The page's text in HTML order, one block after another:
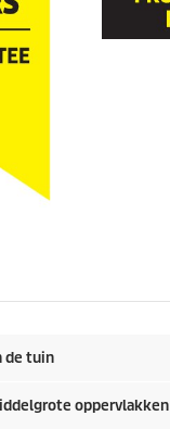
de tuin
oppervlakken